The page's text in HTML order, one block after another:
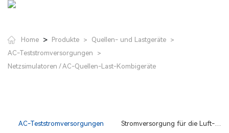
Home > Produkte > Quellen- und Lastgeräte >
AC-Teststromversorgungen
>
Netzsimulatoren / AC-Quellen-Last-Kombigeräte
AC-Teststromversorgungen
Stromversorgung für die Luft-